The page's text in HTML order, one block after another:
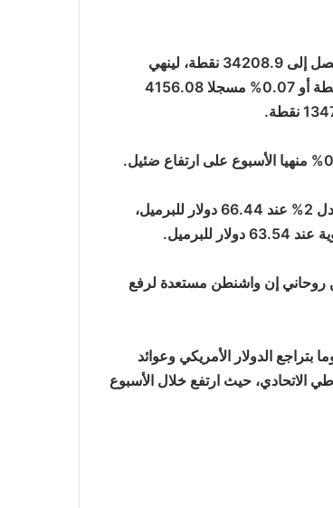
وارتفع المؤشر Dow Jones الصناعي 124.75 نقطة بما يعادل 0.37% ليصل إلى 34208.9 نقطة، لينهي
أسبوعه على تراجع بنحو 0.3%، وتراجع المؤشر S&P500 بمقدار 3.04 نقطة أو 0.07% مسجلا 4156.08
وبالحديث عن النفط، فقد ختم خام برنت الجلسة مرتفعا 1.33 دولار بما يعادل 2% عند 66.44 دولار للبرميل،
حسن روحاني إن واشنطن مستعدة لرفع
الدولار الأمريكي وعوائد
الاتحادي، حيث ارتفع خلال الأسبوع